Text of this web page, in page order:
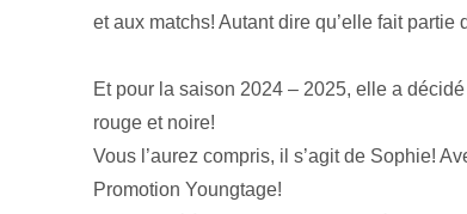
et aux matchs! Autant dire qu’elle fait
Et pour la saison 2024 – 2025, elle a
rouge et noire!
Vous l’aurez compris, il s’agit de Sophie!
Promotion Youngtage!